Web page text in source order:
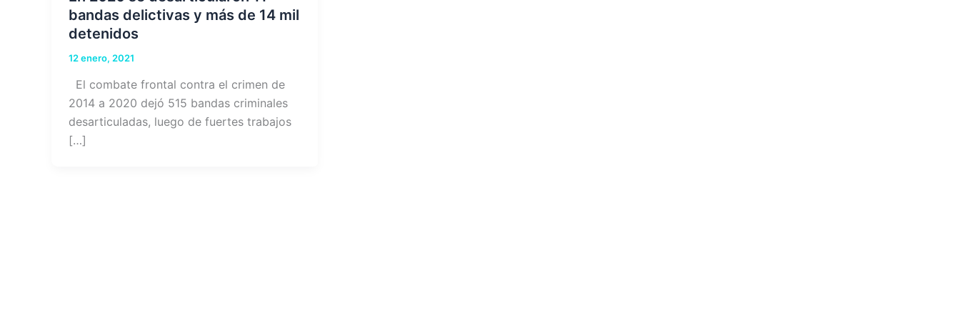
bandas delictivas y más de 14 mil
detenidos
12 enero, 2021
El combate frontal contra el crimen de
2014 a 2020 dejó 515 bandas criminales
desarticuladas, luego de fuertes trabajos
[…]